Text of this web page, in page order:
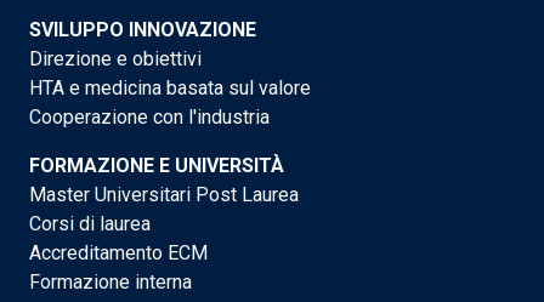
SVILUPPO INNOVAZIONE
Direzione e obiettivi
HTA e medicina basata sul valore
Cooperazione con l'industria
FORMAZIONE E UNIVERSITÀ
Master Universitari Post Laurea
Corsi di laurea
Accreditamento ECM
Formazione interna